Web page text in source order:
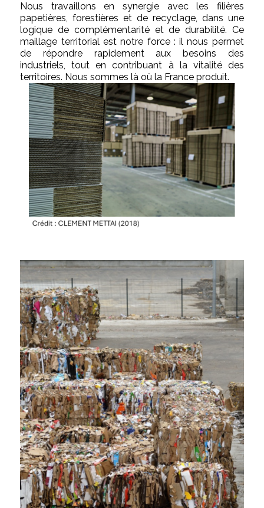
Nous travaillons en synergie avec les filières
papetières, forestières et de recyclage, dans une
logique de complémentarité et de durabilité. Ce
maillage territorial est notre force : il nous permet
de répondre rapidement aux besoins des
industriels, tout en contribuant à la vitalité des
territoires. Nous sommes là où la France produit.